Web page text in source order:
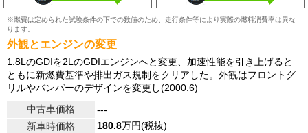
※燃費は定められた試験条件の下での数値のため、走行条件等により実際の燃料消費率は異な
ります。
外観とエンジンの変更
1.8LのGDIを2LのGDIエンジンへと変更、加速性能を引き上げると
ともに新燃費基準や排出ガス規制をクリアした。外観はフロントグ
リルやバンパーのデザインを変更し(2000.6)
中古車価格
---
新車時価格
180.8万円(税抜)